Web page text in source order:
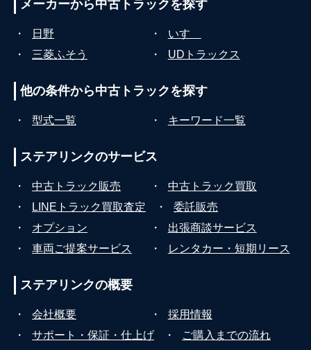
メーカーから中古トラックを探す
・ 日野 ・
いすゞ
・
三菱ふそう ・ UDトラックス
他の条件から中古トラックを探す
・ 型式一覧 ・ キーワード一覧
ステアリンクのサービス
・ 中古トラック販売 ・
中古トラック買取
・
LINEトラック買取査定 ・
委託販売
・
オプション ・
出張商談サービス
・
車両ご提案サービス ・ レンタカー・短期リース
ステアリンクの概要
・ 会社概要 ・
採用情報
・
サポート・保証・仕上げ ・ ご購入までの流れ